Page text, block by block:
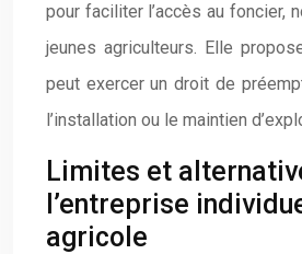
pour faciliter l’accès au foncier,
jeunes agriculteurs. Elle
peut exercer un droit de
l’installation ou le maintien
Limites et
l’entreprise
agricole